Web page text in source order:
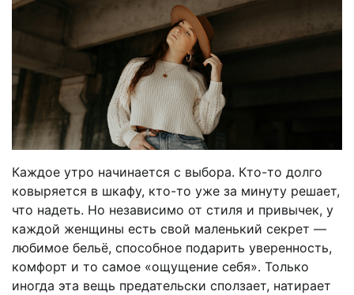
Каждое утро начинается с выбора. Кто-то долго
ковыряется в шкафу, кто-то уже за минуту решает,
что надеть. Но независимо от стиля и привычек, у
каждой женщины есть свой маленький секрет —
любимое бельё, способное подарить уверенность,
комфорт и то самое «ощущение себя». Только
иногда эта вещь предательски сползает, натирает